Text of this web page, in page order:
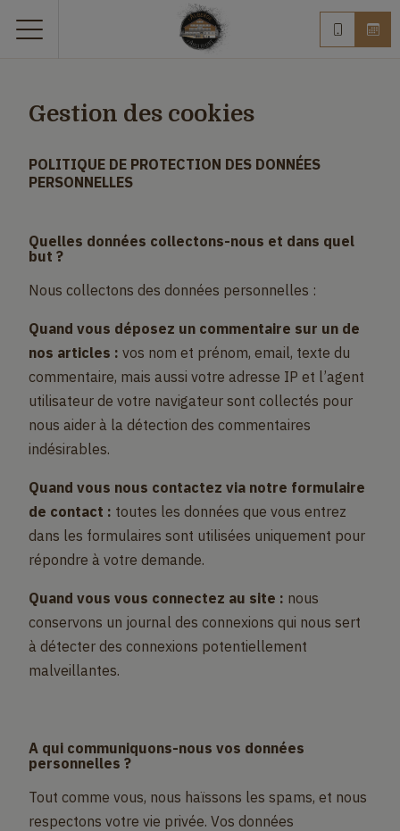
Gestion des cookies
POLITIQUE DE PROTECTION DES DONNÉES
PERSONNELLES
Quelles données collectons-nous et dans quel
but ?
Nous collectons des données personnelles :
Quand vous déposez un commentaire sur un de
nos articles : vos nom et prénom, email, texte du
commentaire, mais aussi votre adresse IP et l’agent
utilisateur de votre navigateur sont collectés pour
nous aider à la détection des commentaires
indésirables.
Quand vous nous contactez via notre formulaire
de contact : toutes les données que vous entrez
dans les formulaires sont utilisées uniquement pour
répondre à votre demande.
Quand vous vous connectez au site : nous
conservons un journal des connexions qui nous sert
à détecter des connexions potentiellement
malveillantes.
A qui communiquons-nous vos données
personnelles ?
Tout comme vous, nous haïssons les spams, et nous
respectons votre vie privée. Vos données